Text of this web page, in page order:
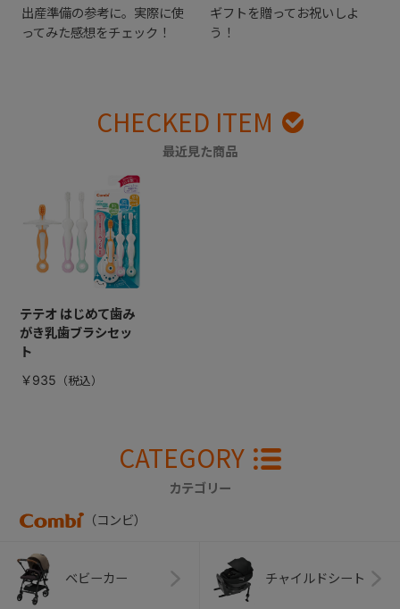
出産準備の参考に。実際に使
ってみた感想をチェック！
ギフトを贈ってお祝いしよ
う！
CHECKED ITEM
最近見た商品
テテオ はじめて歯み
がき乳歯ブラシセッ
ト
￥935
CATEGORY
カテゴリー
（コンビ）
ベビーカー チャイルドシート